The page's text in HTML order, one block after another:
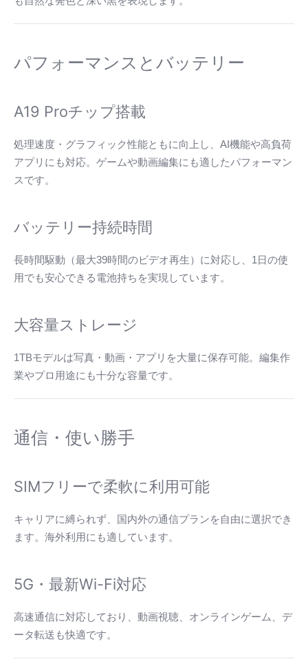
パフォーマンスとバッテリー
A19 Proチップ搭載
処理速度・グラフィック性能ともに向上し、AI機能や高負荷
アプリにも対応。ゲームや動画編集にも適したパフォーマン
スです。
バッテリー持続時間
長時間駆動（最大39時間のビデオ再生）に対応し、1日の使
用でも安心できる電池持ちを実現しています。
大容量ストレージ
1TBモデルは写真・動画・アプリを大量に保存可能。編集作
業やプロ用途にも十分な容量です。
通信・使い勝手
SIMフリーで柔軟に利用可能
キャリアに縛られず、国内外の通信プランを自由に選択でき
ます。海外利用にも適しています。
5G・最新Wi-Fi対応
高速通信に対応しており、動画視聴、オンラインゲーム、デ
ータ転送も快適です。